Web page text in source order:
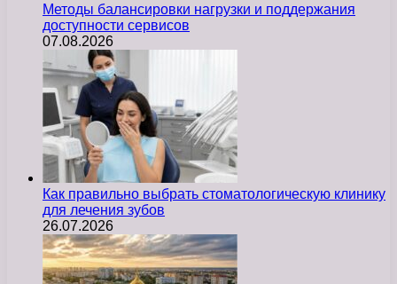
Методы балансировки нагрузки и поддержания
доступности сервисов
07.08.2026
Как правильно выбрать стоматологическую клинику
для лечения зубов
26.07.2026